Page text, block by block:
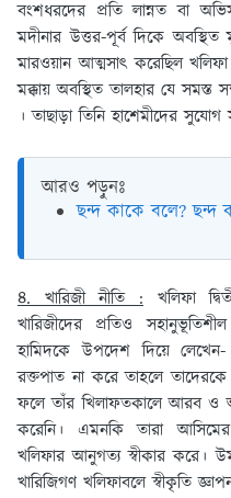
বংশধরদের প্রতি লান্নত বা
মদীনার উত্তর-পূর্ব দিকে
মারওয়ান আত্মসাৎ করেছিল
মক্কায় অবস্থিত তালহার যে সমস্ত
। তাছাড়া তিনি হাশেমীদের সুযোগ
আরও পড়ুনঃ
ছন্দ কাকে বলে?
৪. খারিজী নীতি : খলিফা
খারিজীদের প্রতিও
হামিদকে উপদেশ দিয়ে
রক্তপাত না করে তাহলে
ফলে তাঁর খিলাফতকালে আরব ও
করেনি। এমনকি তারা আসিমের
খলিফার আনুগত্য স্বীকার করে।
খারিজিগণ খলিফাবলে স্বীকৃতি